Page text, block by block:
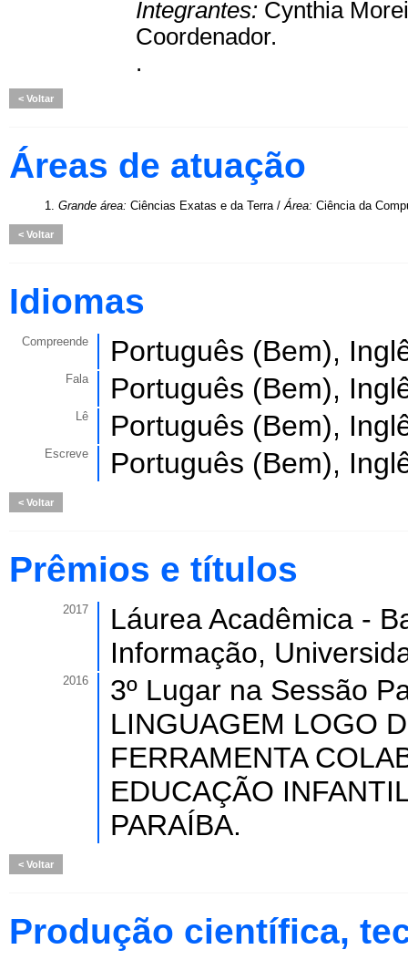
Integrantes: Cynthia
Coordenador.
.
Voltar
Áreas de atuação
1. Grande área: Ciências Exatas e da Terra /Área: Ciência da
Voltar
Idiomas
Compreende Português (Bem),
Fala Português (Bem),
Lê Português (Bem),
Escreve Português (Bem),
Voltar
Prêmios e títulos
2017
Láurea Acadêmica -
Informação,
2016
3º Lugar na Sessão
LINGUAGEM LOGO
FERRAMENTA
EDUCAÇÃO
PARAÍBA.
Voltar
Produção científica,